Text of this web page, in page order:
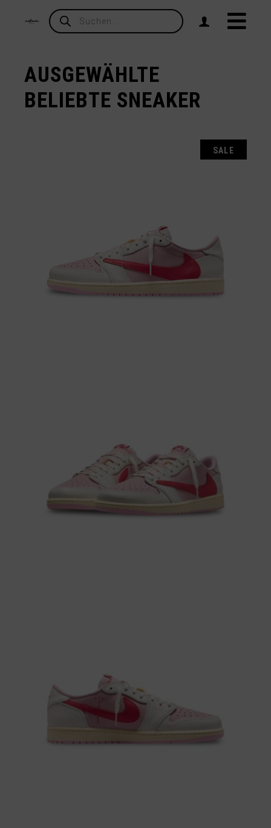
Products
search
AUSGEWÄHLTE
BELIEBTE SNEAKER
SALE